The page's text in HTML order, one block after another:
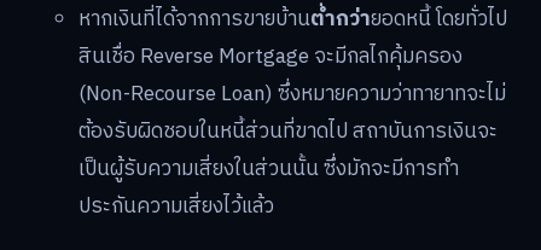
หากเงินที่ได้จากการขายบ้านต่ำกว่ายอดหนี้ โดยทั่วไป
สินเชื่อ Reverse Mortgage จะมีกลไกคุ้มครอง
(Non-Recourse Loan) ซึ่งหมายความว่าทายาทจะไม่
ต้องรับผิดชอบในหนี้ส่วนที่ขาดไป สถาบันการเงินจะ
เป็นผู้รับความเสี่ยงในส่วนนั้น ซึ่งมักจะมีการทำ
ประกันความเสี่ยงไว้แล้ว